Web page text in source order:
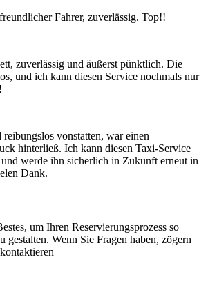
Fahrer, zuverlässig. Top!!
zuverlässig und äußerst pünktlich. Die
und ich kann diesen Service nochmals nur
vonstatten, war einen
hinterließ. Ich kann diesen Taxi-Service
werde ihn sicherlich in Zukunft erneut in
Dank.
um Ihren Reservierungsprozess so
gestalten. Wenn Sie Fragen haben, zögern